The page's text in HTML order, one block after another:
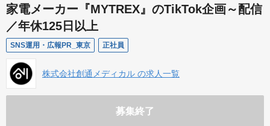
家電メーカー『MYTREX』のTikTok企画～配信
／年休125日以上
SNS運用・広報PR_東京 正社員
株式会社創通メディカル の求人一覧
募集終了